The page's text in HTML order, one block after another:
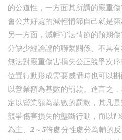
的公道性，一方面其所謂的嚴重
會公共好處的減輕情節自己就是
另一方面，減輕守法情節的預期
分缺少經論證的聯繫關係、不具
無法對嚴重傷害損失公正競爭次
位置行動形成需要威懾時也可以
以營業額為基數的罰款。進言之
定以營業額為基數的罰款，其凡
競爭傷害損失的壟斷行動，而以1
為主、2～5倍處分性處分為輔的